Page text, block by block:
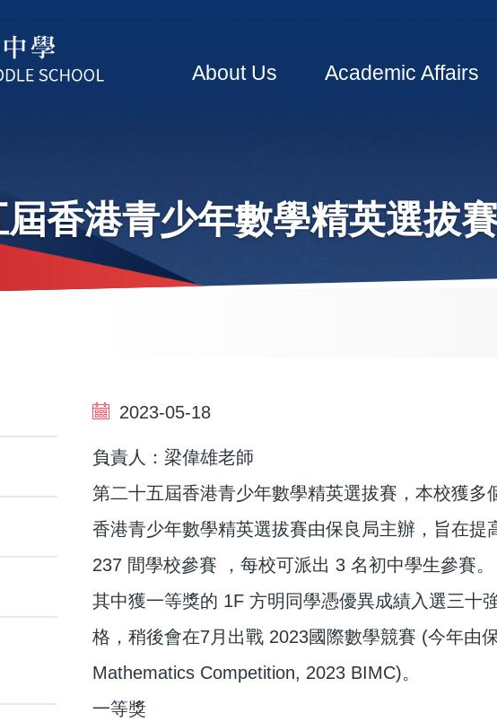
navigation
About Us Academic Affairs
香港青少年數學精英選拔
2023-05-18
負責人：梁偉雄老師
第二十五屆香港青少年數學精英選拔賽，本校獲多
香港青少年數學精英選拔賽由保良局主辦，旨在
237 間學校參賽 ，每校可派出 3 名初中學生參賽。
其中獲一等獎的 1F 方明同學憑優異成績入選三十
格，稍後會在7月出戰 2023國際數學競賽 (今年由
Mathematics Competition, 2023 BIMC)。
一等獎